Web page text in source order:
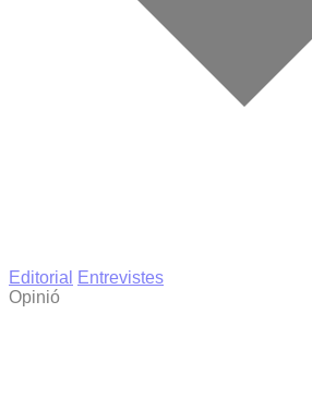
Editorial
Entrevistes
Opinió